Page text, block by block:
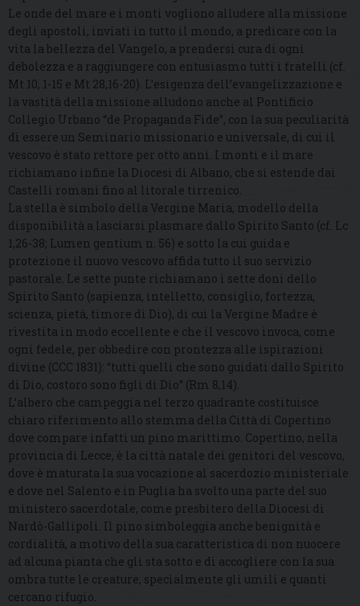
Le onde del mare e i monti vogliono alludere alla missione
degli apostoli, inviati in tutto il mondo, a predicare con la
vita la bellezza del Vangelo, a prendersi cura di ogni
debolezza e a raggiungere con entusiasmo tutti i fratelli (cf.
Mt 10, 1-15 e Mt 28,16-20). L’esigenza dell’evangelizzazione e
la vastità della missione alludono anche al Pontificio
Collegio Urbano “de Propaganda Fide”, con la sua peculiarità
di essere un Seminario missionario e universale, di cui il
vescovo è stato rettore per otto anni. I monti e il mare
richiamano infine la Diocesi di Albano, che si estende dai
Castelli romani fino al litorale tirrenico.
La stella è simbolo della Vergine Maria, modello della
disponibilità a lasciarsi plasmare dallo Spirito Santo (cf. Lc
1,26-38; Lumen gentium n. 56) e sotto la cui guida e
protezione il nuovo vescovo affida tutto il suo servizio
pastorale. Le sette punte richiamano i sette doni dello
Spirito Santo (sapienza, intelletto, consiglio, fortezza,
scienza, pietà, timore di Dio), di cui la Vergine Madre è
rivestita in modo eccellente e che il vescovo invoca, come
ogni fedele, per obbedire con prontezza alle ispirazioni
divine (CCC 1831): “tutti quelli che sono guidati dallo Spirito
di Dio, costoro sono figli di Dio” (Rm 8,14).
L’albero che campeggia nel terzo quadrante costituisce
chiaro riferimento allo stemma della Città di Copertino
dove compare infatti un pino marittimo. Copertino, nella
provincia di Lecce, è la città natale dei genitori del vescovo,
dove è maturata la sua vocazione al sacerdozio ministeriale
e dove nel Salento e in Puglia ha svolto una parte del suo
ministero sacerdotale, come presbitero della Diocesi di
Nardò-Gallipoli. Il pino simboleggia anche benignità e
cordialità, a motivo della sua caratteristica di non nuocere
ad alcuna pianta che gli sta sotto e di accogliere con la sua
ombra tutte le creature, specialmente gli umili e quanti
cercano rifugio.